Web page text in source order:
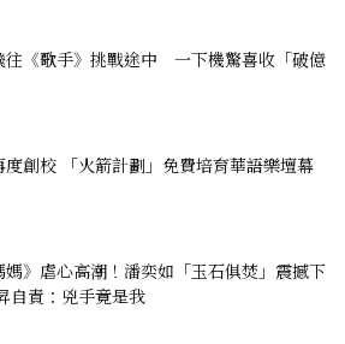
往《歌手》挑戰途中 一下機驚喜收「破億
度創校 「火箭計劃」免費培育華語樂壇幕
媽》虐心高潮！潘奕如「玉石俱焚」震撼下
自責：兇手竟是我